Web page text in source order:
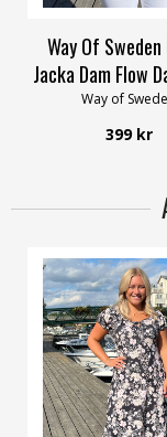
Way Of
Jacka Dam Flow
Way of
399 kr